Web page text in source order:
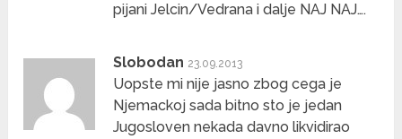
pijani Jelcin/Vedrana i dalje NAJ NAJ….
Slobodan 23.09.2013
Uopste mi nije jasno zbog cega je
Njemackoj sada bitno sto je jedan
Jugosloven nekada davno likvidirao